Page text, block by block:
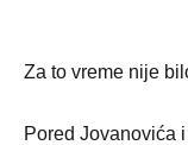
Za to vreme nije
Pored Jovanovića